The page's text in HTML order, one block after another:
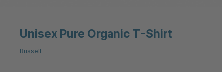
Unisex Pure Organic T-Shirt
Russell